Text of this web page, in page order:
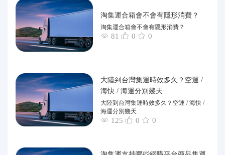
淘集運合箱會不會有隱形消費？
淘集運合箱會不會有隱形消費？
81 0 0
大陸到台灣集運時效多久？空運 /
海快 / 海運分別幾天
大陸到台灣集運時效多久？空運 / 海快 /
海運分別幾天
125 0 0